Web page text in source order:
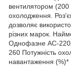
вентилятором
охолодження.
дозволяє
різних марок.
Однофазне AC-
260 Потужність
навантаження